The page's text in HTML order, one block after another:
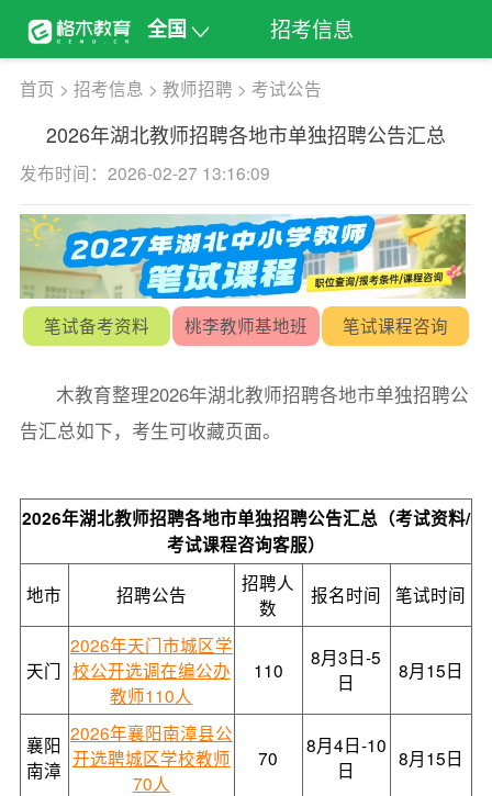
全国 招考信息
首页 > 招考信息 > 教师招聘 > 考试公告
2026年湖北教师招聘各地市单独招聘公告汇总
发布时间：2026-02-27 13:16:09
笔试备考资料 桃李教师基地班 笔试课程咨询
木教育整理2026年湖北教师招聘各地市单独招聘公
告汇总如下，考生可收藏页面。
2026年湖北教师招聘各地市单独招聘公告汇总（考试资料/
考试课程咨询客服）
地市 招聘公告
招聘人
数
报名时间 笔试时间
天门
2026年天门市城区学
校公开选调在编公办
教师110人
110
8月3日-5
日
8月15日
襄阳
南漳
2026年襄阳南漳县公
开选聘城区学校教师
70人
70
8月4日-10
日
8月15日